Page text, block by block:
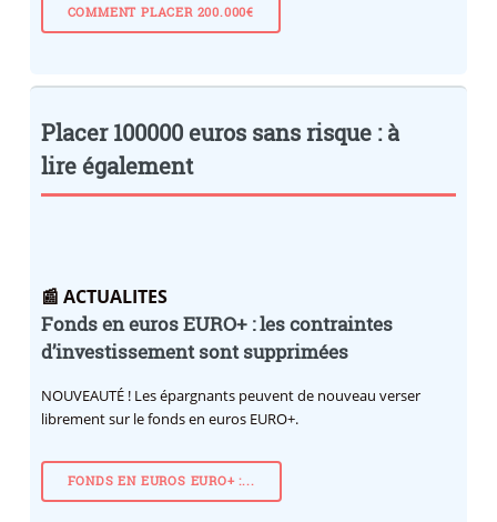
COMMENT PLACER 200.000€
Placer 100000 euros sans risque : à
lire également
📰 ACTUALITES
Fonds en euros EURO+ : les contraintes
d’investissement sont supprimées
NOUVEAUTÉ !Les épargnants peuvent de nouveau verser
librement sur le fonds en euros EURO+.
FONDS EN EUROS EURO+ :...